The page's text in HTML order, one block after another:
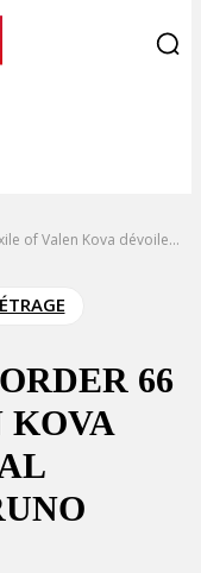
of Valen Kova dévoile...
66
KOVA